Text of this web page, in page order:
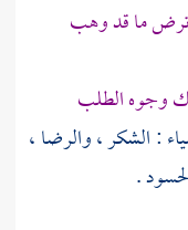
ما قد وهب
وجوه الطلب
: الشكر ، والرضا ،
.